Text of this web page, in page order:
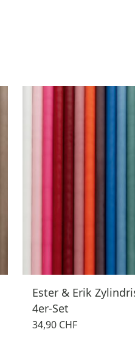
Ester & Erik
4er-Set
34,90 CHF